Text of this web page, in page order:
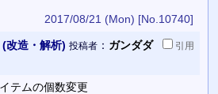
2017/08/21 (Mon) [No.10740]
改造・解析) 投稿者： ガンダダ
引用
テムの個数変更